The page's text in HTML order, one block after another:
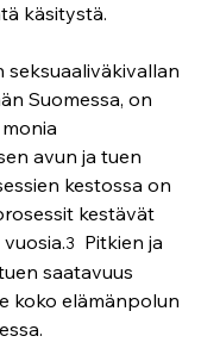
käsitystä.
Suomessa, on
avun ja tuen
kestossa on
kestävät
3
Pitkien ja
saatavuus
koko elämänpolun